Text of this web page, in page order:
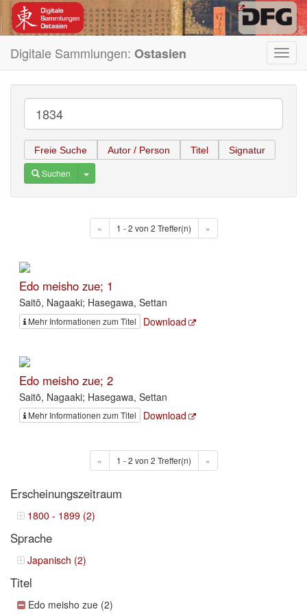
Digitale Sammlungen: Ostasien
Freie Suche Autor / Person Titel Signatur
Suchen Toggle Dropdown
« 1 - 2 von 2 Treffer(n) »
Edo meisho zue; 1
Saitō, Nagaaki; Hasegawa, Settan
Mehr Informationen zum Titel Download
Edo meisho zue; 2
Saitō, Nagaaki; Hasegawa, Settan
Mehr Informationen zum Titel Download
« 1 - 2 von 2 Treffer(n) »
Erscheinungszeitraum
1800 - 1899 (2)
Sprache
Japanisch (2)
Titel
Edo meisho zue (2)